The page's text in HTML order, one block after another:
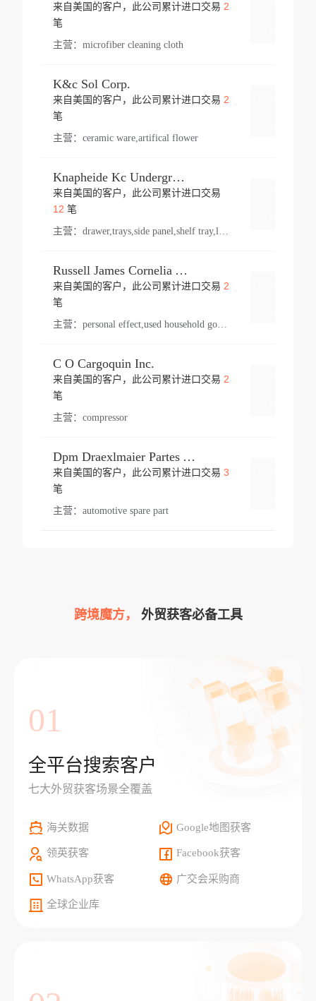
来自美国的客户，此公司累计进口交易 2
笔
主营： microfiber cleaning cloth
K&c Sol Corp.
来自美国的客户，此公司累计进口交易 2
笔
主营： ceramic ware,artifical flower
Knapheide Kc Underground
来自美国的客户，此公司累计进口交易
12 笔
主营：
Russell James Cornelia Arlington Va
来自美国的客户，此公司累计进口交易 2
笔
主营： personal effect,used household goods
C O Cargoquin Inc.
来自美国的客户，此公司累计进口交易 2
笔
主营： compressor
Dpm Draexlmaier Partes Automotrices Corr Ind Huejotzingo
来自美国的客户，此公司累计进口交易 3
笔
主营： automotive spare part
跨境魔方， 外贸获客必备工具
01
全平台搜索客户
七大外贸获客场景全覆盖
海关数据 Google地图获客
领英获客 Facebook获客
WhatsApp获客 广交会采购商
全球企业库